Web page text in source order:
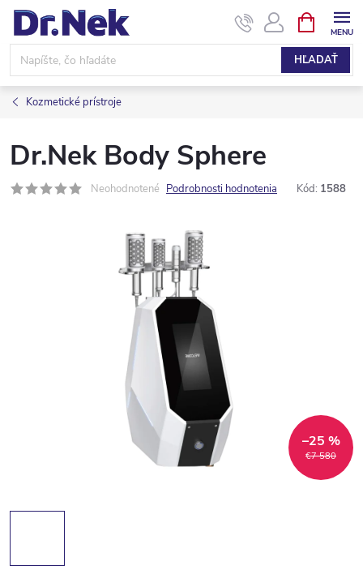
Prejsť
obsah
HĽADAŤ
KOŠÍK
Kozmetické prístroje
Dr.Nek Body Sphere
Neohodnotené Podrobnosti hodnotenia Kód: 1588
€7 580
–25 %